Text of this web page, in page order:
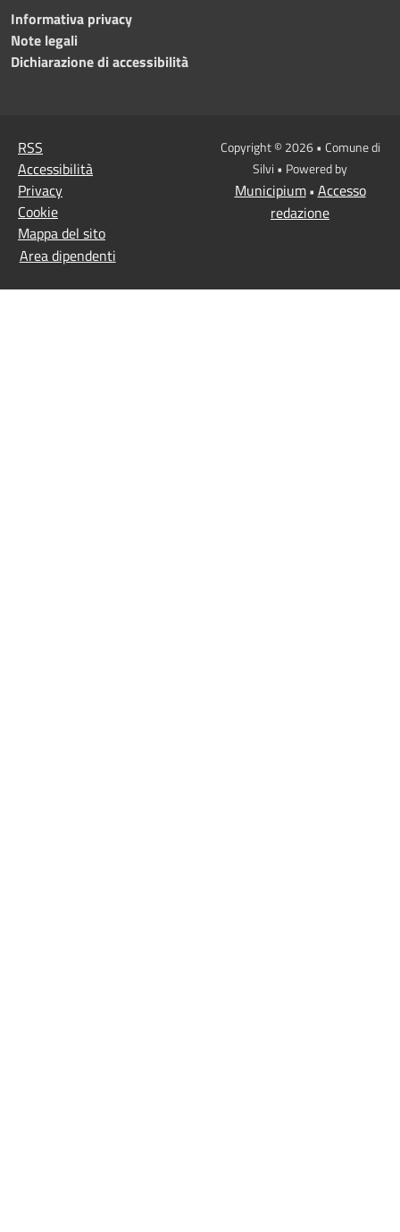
Informativa privacy
Note legali
Dichiarazione di accessibilità
RSS
Accessibilità
Privacy
Cookie
Mappa del sito
Area dipendenti
Copyright © 2026 • Comune di
Silvi • Powered by
Municipium• Accesso
redazione